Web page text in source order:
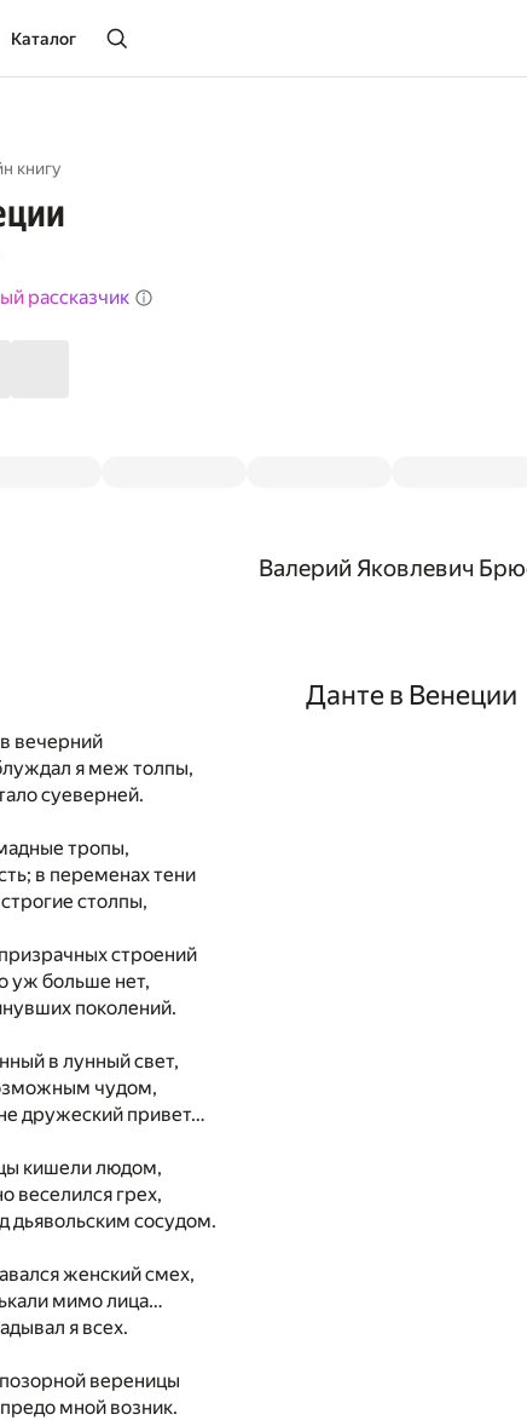
Каталог
книгу
рассказчик
Валерий Яковлевич
Данте в Венеции
вечерний
я меж толпы,
суеверней.
тропы,
в переменах тени
столпы,
строений
уж больше нет,
поколений.
в лунный свет,
чудом,
дружеский привет…
кишели людом,
веселился грех,
дьявольским сосудом.
женский смех,
мимо лица…
я всех.
вереницы
мной возник.